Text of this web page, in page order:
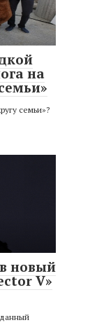
на
семьи»?
новый
V»